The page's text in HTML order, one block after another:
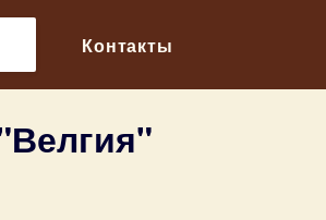
Контакты